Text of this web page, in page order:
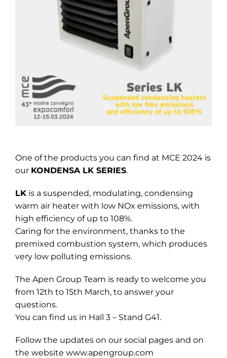
One of the products you can find at MCE 2024 is
our KONDENSA LK SERIES.
LKis a suspended, modulating, condensing
warm air heater with low NOx emissions, with
high efficiency of up to 108%.
Caring for the environment, thanks to the
premixed combustion system, which produces
very low polluting emissions.
The Apen Group Team is ready to welcome you
from 12th to 15th March, to answer your
questions.
You can find us in Hall 3 – Stand G41.
Follow the updates on our social pages and on
the website www.apengroup.com